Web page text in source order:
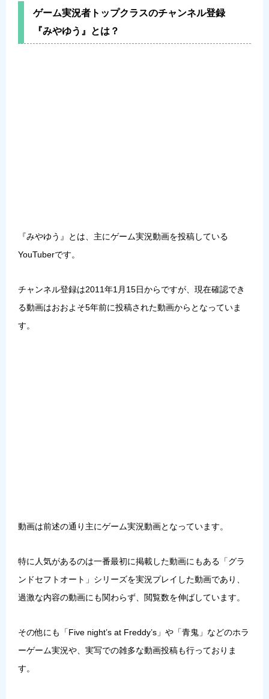
ゲーム実況者トップクラスのチャンネル登録
『みやゆう』とは？
『みやゆう』とは、主にゲーム実況動画を投稿している
YouTuberです。
チャンネル登録は2011年1月15日からですが、現在確認でき
る動画はおおよそ5年前に投稿された動画からとなっていま
す。
動画は前述の通り主にゲーム実況動画となっています。
特に人気があるのは一番最初に掲載した動画にもある「グラ
ンドセフトオート」シリーズを実況プレイした動画であり、
過激な内容の動画にも関わらず、閲覧数を伸ばしています。
その他にも「Five night’s at Freddy’s」や「青鬼」などのホラ
ーゲーム実況や、実写での雑多な動画投稿も行っておりま
す。